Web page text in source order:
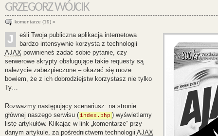
GRZEGORZ WÓJCIK
komentarze (19) »
J
eśli Twoja publiczna aplikacja internetowa
bardzo intensywnie korzysta z technologii
AJAX powinieneś zadać sobie pytanie, czy
serwerowe skrypty obsługujące takie requesty są
należycie zabezpieczone – okazać się może
bowiem, że z ich dobrodziejstw korzystasz nie tylko
Ty…
Rozważmy następujący scenariusz: na stronie
głównej naszego serwisu (index.php ) wyświetlamy
listę artykułów. Klikając w link „komentarze” przy
danym artykule, za pośrednictwem technologii AJAX